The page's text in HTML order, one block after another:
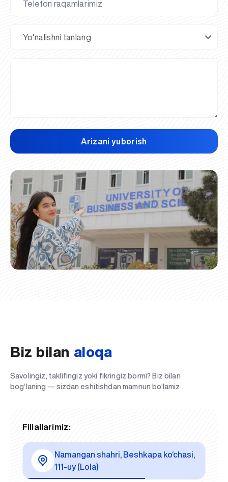
Arizani yuborish
Biz bilan aloqa
Savolingiz, taklifingiz yoki fikringiz bormi? Biz bilan
bog‘laning — sizdan eshitishdan mamnun bo‘lamiz.
Filiallarimiz:
Namangan shahri, Beshkapa ko‘chasi,
111-uy (Lola)